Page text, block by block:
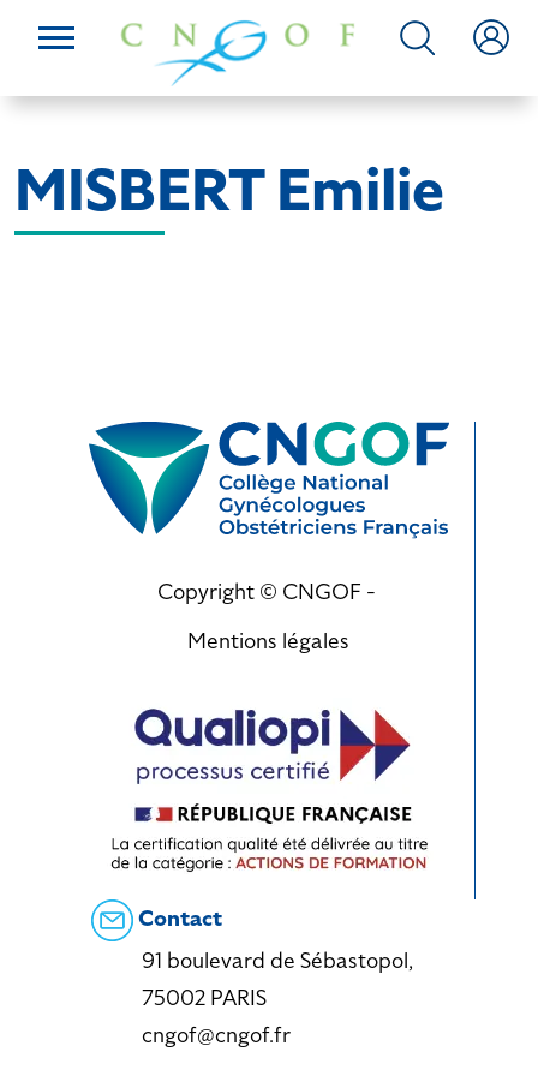
MISBERT Emilie
Copyright © CNGOF -
Mentions légales
Contact
91 boulevard de Sébastopol,
75002 PARIS
cngof@cngof.fr